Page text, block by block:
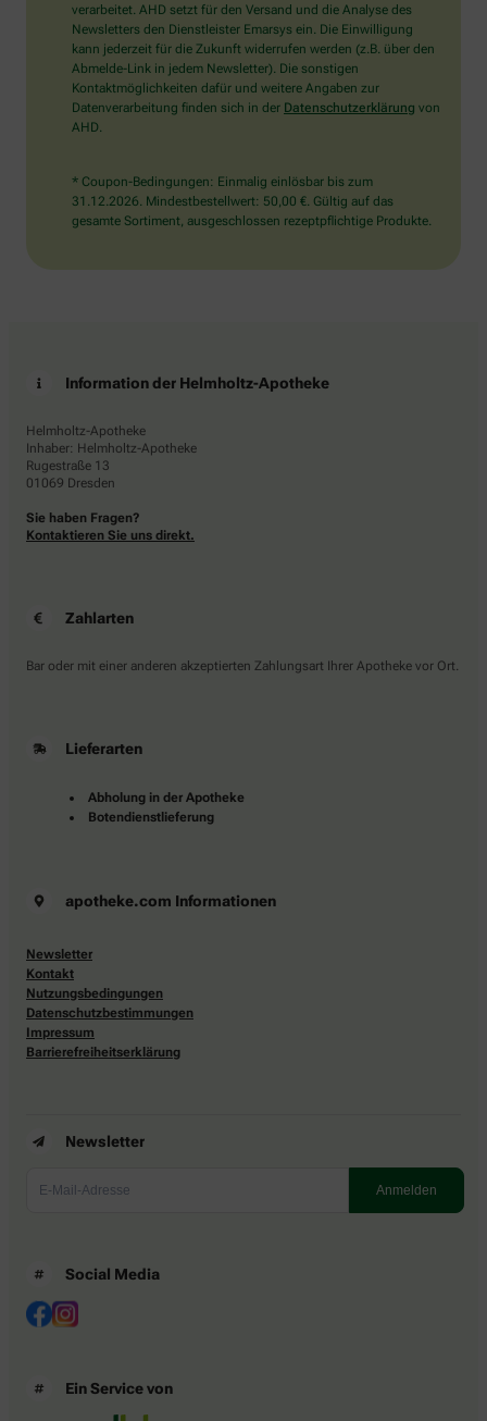
bitte
das
Auto.
verarbeitet. AHD setzt für den Versand und die Analyse des
Newsletters den Dienstleister Emarsys ein. Die Einwilligung
kann jederzeit für die Zukunft widerrufen werden (z.B. über den
Abmelde-Link in jedem Newsletter). Die sonstigen
Kontaktmöglichkeiten dafür und weitere Angaben zur
Datenverarbeitung finden sich in der Datenschutzerklärung von
AHD.
* Coupon-Bedingungen: Einmalig einlösbar bis zum
31.12.2026. Mindestbestellwert: 50,00 €. Gültig auf das
gesamte Sortiment, ausgeschlossen rezeptpflichtige Produkte.
Information der Helmholtz-Apotheke
Helmholtz-Apotheke
Inhaber: Helmholtz-Apotheke
Rugestraße 13
01069 Dresden
Sie haben Fragen?
Kontaktieren Sie uns direkt.
Zahlarten
Bar oder mit einer anderen akzeptierten Zahlungsart Ihrer Apotheke vor Ort.
Lieferarten
Abholung in der Apotheke
Botendienstlieferung
apotheke.com Informationen
Newsletter
Kontakt
Nutzungsbedingungen
Datenschutzbestimmungen
Impressum
Barrierefreiheitserklärung
Newsletter
Social Media
Ein Service von